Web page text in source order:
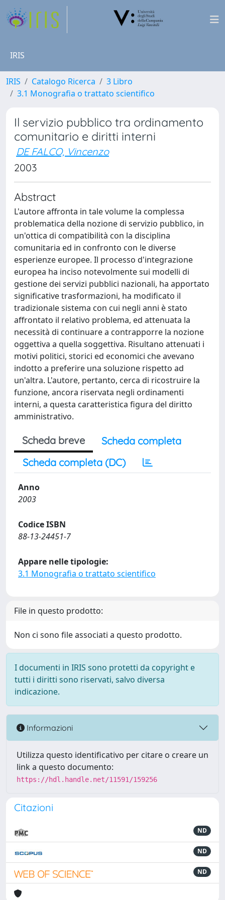
IRIS
IRIS Catalogo Ricerca
3 Libro
3.1 Monografia o trattato scientifico
Il servizio pubblico tra ordinamento
comunitario e diritti interni
DE FALCO, Vincenzo
2003
Abstract
L'autore affronta in tale volume la complessa
problematica della nozione di servizio pubblico, in
un'ottica di compatibilità con la disciplina
comunitaria ed in confronto con le diverse
esperienze europee. Il processo d'integrazione
europea ha inciso notevolmente sui modelli di
gestione dei servizi pubblici nazionali, ha apportato
significative trasformazioni, ha modificato il
tradizionale sistema con cui negli anni è stato
affrontato il relativo problema, ed attenuata la
necessità di continuare a contrapporre la nozione
oggettiva a quella soggettiva. Risultano attenuati i
motivi politici, storici ed economici che avevano
indotto a preferire una soluzione rispetto ad
un'altra. L'autore, pertanto, cerca di ricostruire la
funzione, ancora riservata negli ordinamenti
interni, a questa caratteristica figura del diritto
amministrativo.
Scheda breve
Scheda completa
Scheda completa (DC)
Anno
2003
Codice ISBN
88-13-24451-7
Appare nelle tipologie:
3.1 Monografia o trattato scientifico
File in questo prodotto:
Non ci sono file associati a questo prodotto.
I documenti in IRIS sono protetti da copyright e
tutti i diritti sono riservati, salvo diversa
indicazione.
Informazioni
Utilizza questo identificativo per citare o creare un
link a questo documento:
https://hdl.handle.net/11591/159256
Citazioni
ND
ND
ND